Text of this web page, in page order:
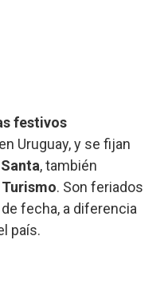
festivos
Uruguay, y se fijan
, también
. Son feriados
fecha, a diferencia
país.